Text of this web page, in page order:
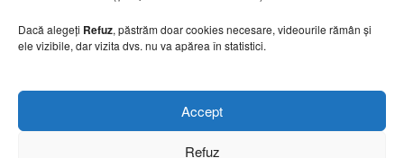
Dacă alegeți Refuz, păstrăm doar cookies necesare, videourile rămân și
ele vizibile, dar vizita dvs. nu va apărea în statistici.
Accept
Refuz
10 august 2026
Băi spectaculoase inspirate din centrele spa